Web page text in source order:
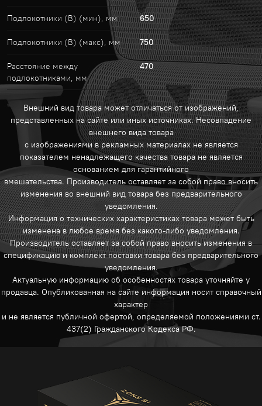
Подлокотники (В) (мин), мм 650
Подлокотники (В) (макс), мм 750
Расстояние между
подлокотниками, мм
470
Внешний вид товара может отличаться от изображений,
представленных на сайте или иных источниках. Несовпадение
внешнего вида товара
с изображениями в рекламных материалах не является
показателем ненадлежащего качества товара не является
основанием для гарантийного
вмешательства. Производитель оставляет за собой право вносить
изменения во внешний вид товара без предварительного
уведомления.
Информация о технических характеристиках товара может быть
изменена в любое время без какого-либо уведомления.
Производитель оставляет за собой право вносить изменения в
спецификацию и комплект поставки товара без предварительного
уведомления.
Актуальную информацию об особенностях товара уточняйте у
продавца. Опубликованная на сайте информация носит справочный
характер
и не является публичной офертой, определяемой положениями ст.
437(2) Гражданского Кодекса РФ.